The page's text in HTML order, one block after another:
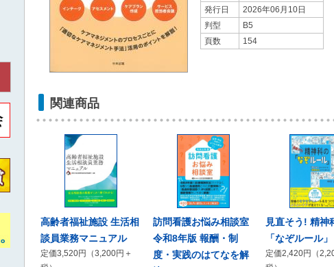
発行日
2026年06月10日
判型
B5
頁数
154
関連商品
高齢者福祉施設 生活相
談員業務マニュアル
定価3,520円（3,200円＋
訪問看護お悩み相談室
令和8年版 報酬・制
度・実践のはてなを解
見直そう! 精神
「なぞルール」
定価2,420円（